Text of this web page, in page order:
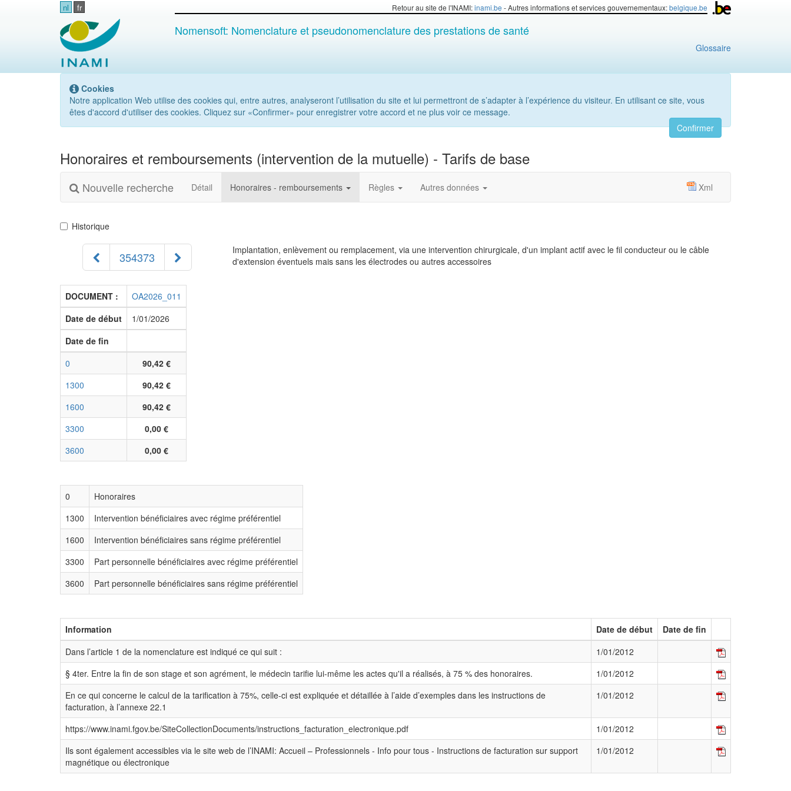
nl fr Retour au site de l'INAMI:inami.be - Autres informations et services gouvernementaux:belgique.be
Nomensoft: Nomenclature et pseudonomenclature des prestations de santé
Glossaire
Cookies
Notre application Web utilise des cookies qui, entre autres, analyseront l’utilisation du site et lui permettront de s’adapter à l’expérience du visiteur. En utilisant ce site, vous
êtes d'accord d'utiliser des cookies. Cliquez sur «Confirmer» pour enregistrer votre accord et ne plus voir ce message.
Confirmer
Honoraires et remboursements (intervention de la mutuelle) - Tarifs de base
Nouvelle recherche Détail Honoraires - remboursements Règles Autres données Xml
Historique
354373
Implantation, enlèvement ou remplacement, via une intervention chirurgicale, d'un implant actif avec le fil conducteur ou le câble
d'extension éventuels mais sans les électrodes ou autres accessoires
DOCUMENT :
OA2026_011
Date de début
1/01/2026
Date de fin
0
90,42 €
1300
90,42 €
1600
90,42 €
3300
0,00 €
3600
0,00 €
0
Honoraires
1300
Intervention bénéficiaires avec régime préférentiel
1600
Intervention bénéficiaires sans régime préférentiel
3300
Part personnelle bénéficiaires avec régime préférentiel
3600
Part personnelle bénéficiaires sans régime préférentiel
Information Date de début
Date de fin
Dans l’article 1 de la nomenclature est indiqué ce qui suit :
1/01/2012
§ 4ter. Entre la fin de son stage et son agrément, le médecin tarifie lui-même les actes qu'il a réalisés, à 75 % des honoraires.
1/01/2012
En ce qui concerne le calcul de la tarification à 75%, celle-ci est expliquée et détaillée à l’aide d’exemples dans les instructions de
facturation, à l’annexe 22.1
1/01/2012
https://www.inami.fgov.be/SiteCollectionDocuments/instructions_facturation_electronique.pdf
1/01/2012
Ils sont également accessibles via le site web de l’INAMI: Accueil – Professionnels - Info pour tous - Instructions de facturation sur support
magnétique ou électronique
1/01/2012